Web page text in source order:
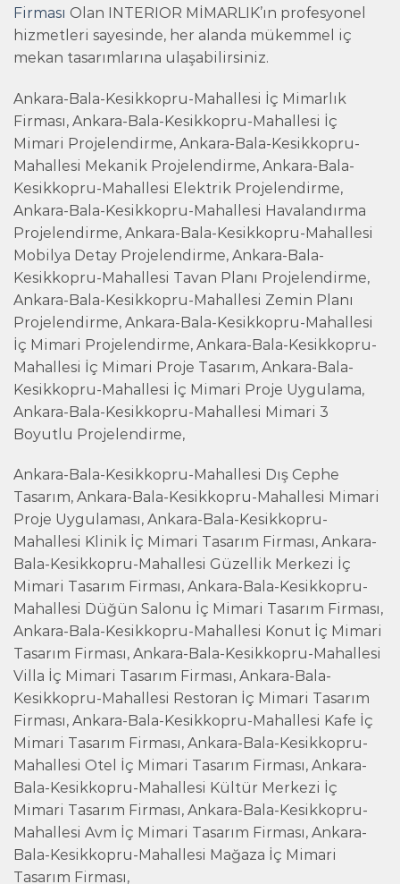
Firması Olan INTERIOR MİMARLIK’ın profesyonel
hizmetleri sayesinde, her alanda mükemmel iç
mekan tasarımlarına ulaşabilirsiniz.
Ankara-Bala-Kesikkopru-Mahallesi İç Mimarlık
Firması, Ankara-Bala-Kesikkopru-Mahallesi İç
Mimari Projelendirme, Ankara-Bala-Kesikkopru-
Mahallesi Mekanik Projelendirme, Ankara-Bala-
Kesikkopru-Mahallesi Elektrik Projelendirme,
Ankara-Bala-Kesikkopru-Mahallesi Havalandırma
Projelendirme, Ankara-Bala-Kesikkopru-Mahallesi
Mobilya Detay Projelendirme, Ankara-Bala-
Kesikkopru-Mahallesi Tavan Planı Projelendirme,
Ankara-Bala-Kesikkopru-Mahallesi Zemin Planı
Projelendirme, Ankara-Bala-Kesikkopru-Mahallesi
İç Mimari Projelendirme, Ankara-Bala-Kesikkopru-
Mahallesi İç Mimari Proje Tasarım, Ankara-Bala-
Kesikkopru-Mahallesi İç Mimari Proje Uygulama,
Ankara-Bala-Kesikkopru-Mahallesi Mimari 3
Boyutlu Projelendirme,
Ankara-Bala-Kesikkopru-Mahallesi Dış Cephe
Tasarım, Ankara-Bala-Kesikkopru-Mahallesi Mimari
Proje Uygulaması, Ankara-Bala-Kesikkopru-
Mahallesi Klinik İç Mimari Tasarım Firması, Ankara-
Bala-Kesikkopru-Mahallesi Güzellik Merkezi İç
Mimari Tasarım Firması, Ankara-Bala-Kesikkopru-
Mahallesi Düğün Salonu İç Mimari Tasarım Firması,
Ankara-Bala-Kesikkopru-Mahallesi Konut İç Mimari
Tasarım Firması, Ankara-Bala-Kesikkopru-Mahallesi
Villa İç Mimari Tasarım Firması, Ankara-Bala-
Kesikkopru-Mahallesi Restoran İç Mimari Tasarım
Firması, Ankara-Bala-Kesikkopru-Mahallesi Kafe İç
Mimari Tasarım Firması, Ankara-Bala-Kesikkopru-
Mahallesi Otel İç Mimari Tasarım Firması, Ankara-
Bala-Kesikkopru-Mahallesi Kültür Merkezi İç
Mimari Tasarım Firması, Ankara-Bala-Kesikkopru-
Mahallesi Avm İç Mimari Tasarım Firması, Ankara-
Bala-Kesikkopru-Mahallesi Mağaza İç Mimari
Tasarım Firması,